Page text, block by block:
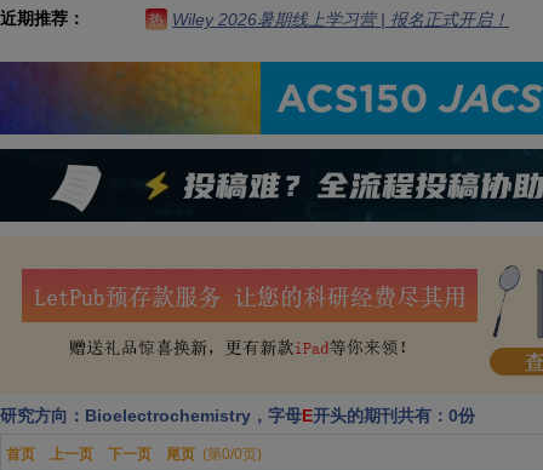
近期推荐： 热 Wiley 2026暑期线上学习营 | 报名正式开启！
研究方向：Bioelectrochemistry，字母E开头的期刊共有：0份
首页 上一页 下一页 尾页 (第0/0页)